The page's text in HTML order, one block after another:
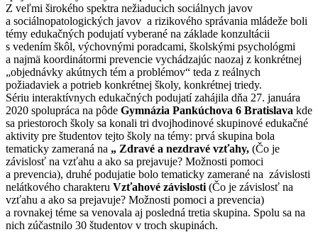
Z veľmi širokého spektra nežiaducich sociálnych javov
a sociálnopatologických javov a rizikového správania mládeže boli
témy edukačných podujatí vyberané na základe konzultácii
s vedením škôl, výchovnými poradcami, školskými psychológmi
a najmä koordinátormi prevencie vychádzajúc naozaj z konkrétnej
„objednávky akútnych tém a problémov“ teda z reálnych
požiadaviek a potrieb konkrétnej školy, konkrétnej triedy.
Sériu interaktívnych edukačných podujatí zahájila dňa 27. januára
2020 spolupráca na pôde Gymnázia Pankúchova 6 Bratislava kde
sa priestoroch školy sa konali tri dvojhodinové skupinové edukačné
aktivity pre študentov tejto školy na témy: prvá skupina bola
tematicky zameraná na „ Zdravé a nezdravé vzťahy, (Čo je
závislosť na vzťahu a ako sa prejavuje? Možnosti pomoci
a prevencia), druhé podujatie bolo tematicky zamerané na závislosti
nelátkového charakteru Vzťahové závislosti (Čo je závislosť na
vzťahu a ako sa prejavuje? Možnosti pomoci a prevencia)
a rovnakej téme sa venovala aj posledná tretia skupina. Spolu sa na
nich zúčastnilo 30 študentov v troch skupinách.